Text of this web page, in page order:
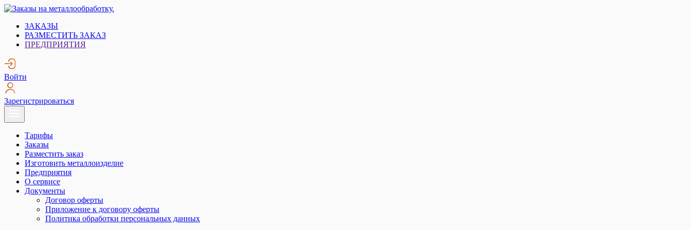
Skip
content
Заказы на металлообработку.
Металлообработка. Открытые заказы на металлообработку.
ЗАКАЗЫ
РАЗМЕСТИТЬ ЗАКАЗ
ПРЕДПРИЯТИЯ
Войти
Зарегистрироваться
Тарифы
Заказы
Разместить заказ
Изготовить металлоизделие
Предприятия
О сервисе
Документы
Договор оферты
Приложение к договору оферты
Политика обработки персональных данных